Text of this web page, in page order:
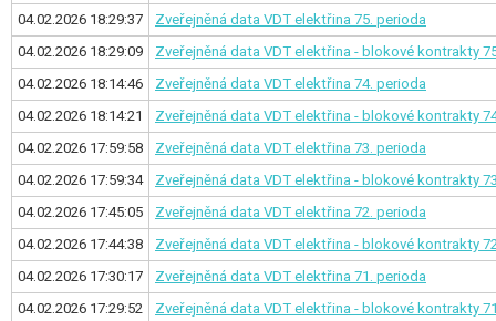
04.02.2026 18:29:37
Zveřejněná data VDT elektřina 75. perioda
04.02.2026 18:29:09
Zveřejněná data VDT elektřina - blokové kontrakty
04.02.2026 18:14:46
Zveřejněná data VDT elektřina 74. perioda
04.02.2026 18:14:21
Zveřejněná data VDT elektřina - blokové kontrakty
04.02.2026 17:59:58
Zveřejněná data VDT elektřina 73. perioda
04.02.2026 17:59:34
Zveřejněná data VDT elektřina - blokové kontrakty
04.02.2026 17:45:05
Zveřejněná data VDT elektřina 72. perioda
04.02.2026 17:44:38
Zveřejněná data VDT elektřina - blokové kontrakty
04.02.2026 17:30:17
Zveřejněná data VDT elektřina 71. perioda
04.02.2026 17:29:52
Zveřejněná data VDT elektřina - blokové kontrakty